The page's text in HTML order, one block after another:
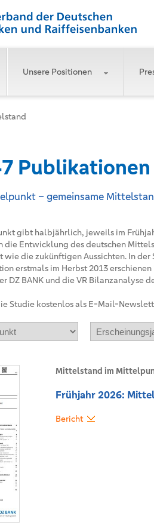
Unsere Positionen
Publikationen
– gemeinsame
gibt halbjährlich, jeweils im
Entwicklung des deutschen
die zukünftigen Aussichten. In der
erstmals im Herbst 2013
DZ BANK und die VR Bilanzanalyse
Studie kostenlos als E-Mail-
Mittelstand im
Frühjahr 2026:
Bericht